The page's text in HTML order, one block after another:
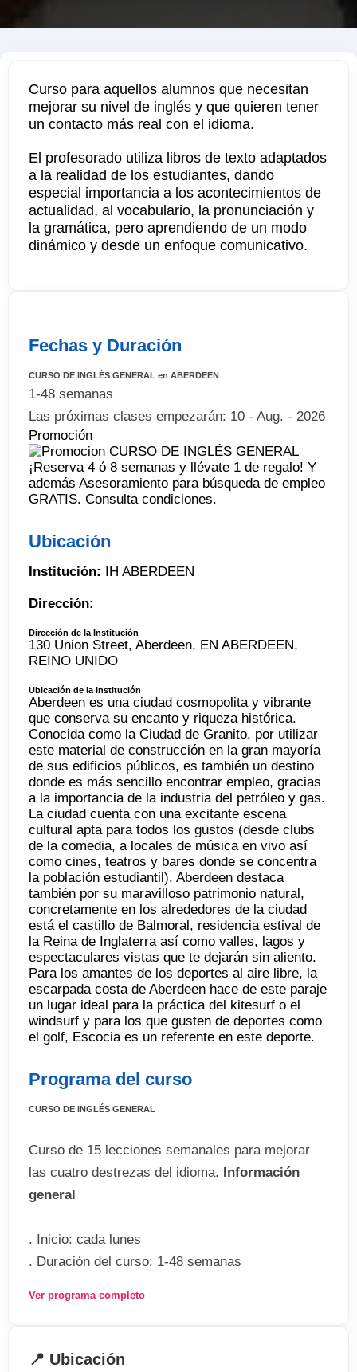
Curso para aquellos alumnos que necesitan
mejorar su nivel de inglés y que quieren tener
un contacto más real con el idioma.
El profesorado utiliza libros de texto adaptados
a la realidad de los estudiantes, dando
especial importancia a los acontecimientos de
actualidad, al vocabulario, la pronunciación y
la gramática, pero aprendiendo de un modo
dinámico y desde un enfoque comunicativo.
Fechas y Duración
CURSO DE INGLÉS GENERAL en ABERDEEN
1-48 semanas
Las próximas clases empezarán: 10 - Aug. - 2026
Promoción
¡Reserva 4 ó 8 semanas y llévate 1 de regalo! Y
además Asesoramiento para búsqueda de empleo
GRATIS. Consulta condiciones.
Ubicación
Institución: IH ABERDEEN
Dirección:
Dirección de la Institución
130 Union Street, Aberdeen, EN ABERDEEN,
REINO UNIDO
Ubicación de la Institución
Aberdeen es una ciudad cosmopolita y vibrante
que conserva su encanto y riqueza histórica.
Conocida como la Ciudad de Granito, por utilizar
este material de construcción en la gran mayoría
de sus edificios públicos, es también un destino
donde es más sencillo encontrar empleo, gracias
a la importancia de la industria del petróleo y gas.
La ciudad cuenta con una excitante escena
cultural apta para todos los gustos (desde clubs
de la comedia, a locales de música en vivo así
como cines, teatros y bares donde se concentra
la población estudiantil). Aberdeen destaca
también por su maravilloso patrimonio natural,
concretamente en los alrededores de la ciudad
está el castillo de Balmoral, residencia estival de
la Reina de Inglaterra así como valles, lagos y
espectaculares vistas que te dejarán sin aliento.
Para los amantes de los deportes al aire libre, la
escarpada costa de Aberdeen hace de este paraje
un lugar ideal para la práctica del kitesurf o el
windsurf y para los que gusten de deportes como
el golf, Escocia es un referente en este deporte.
Programa del curso
CURSO DE INGLÉS GENERAL
Curso de 15 lecciones semanales para mejorar
las cuatro destrezas del idioma. Información
general
. Inicio: cada lunes
. Duración del curso: 1-48 semanas
. Estudiantes: máximo 16 por aula
Ver programa completo
📍 Ubicación